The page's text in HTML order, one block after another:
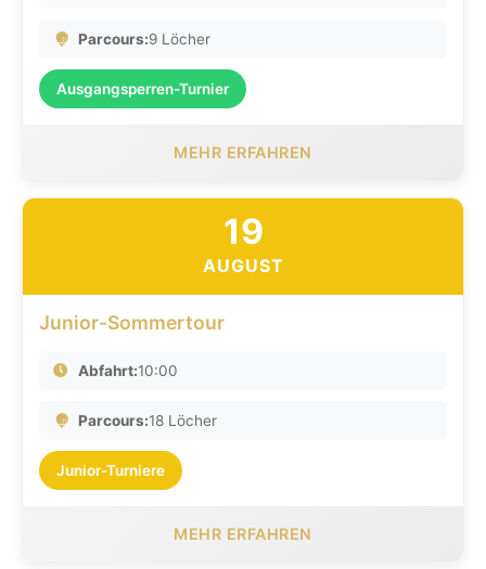
Parcours:9 Löcher
Ausgangsperren-Turnier
MEHR ERFAHREN
19
AUGUST
Junior-Sommertour
Abfahrt:10:00
Parcours:18 Löcher
Junior-Turniere
MEHR ERFAHREN